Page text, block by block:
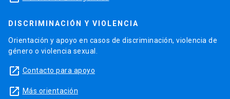
DISCRIMINACIÓN Y VIOLENCIA
Orientación y apoyo en casos de discriminación, violencia de
género o violencia sexual.
launch Contacto para apoyo
launch Más orientación